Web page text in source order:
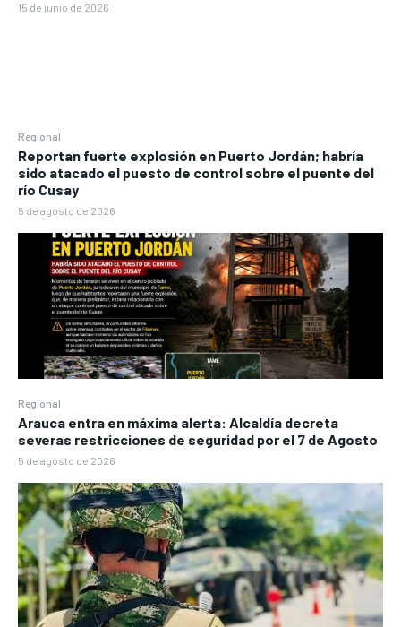
Regional
Reportan fuerte explosión en Puerto Jordán; habría
sido atacado el puesto de control sobre el puente del
río Cusay
5 de agosto de 2026
Regional
Arauca entra en máxima alerta: Alcaldía decreta
severas restricciones de seguridad por el 7 de Agosto
5 de agosto de 2026
15 de junio de 2026